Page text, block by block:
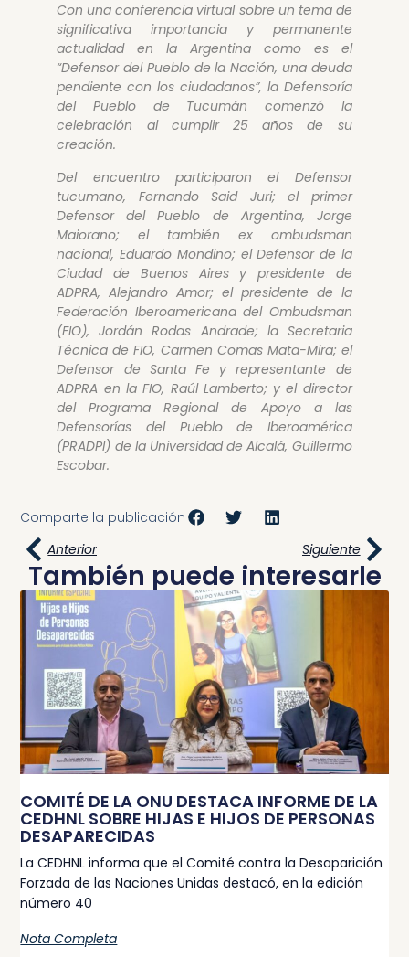
Con una conferencia virtual sobre un tema de
significativa importancia y permanente
actualidad en la Argentina como es el
“Defensor del Pueblo de la Nación, una deuda
pendiente con los ciudadanos”, la Defensoría
del Pueblo de Tucumán comenzó la
celebración al cumplir 25 años de su
creación.
Del encuentro participaron el Defensor
tucumano, Fernando Said Juri; el primer
Defensor del Pueblo de Argentina, Jorge
Maiorano; el también ex ombudsman
nacional, Eduardo Mondino; el Defensor de la
Ciudad de Buenos Aires y presidente de
ADPRA, Alejandro Amor; el presidente de la
Federación Iberoamericana del Ombudsman
(FIO), Jordán Rodas Andrade; la Secretaria
Técnica de FIO, Carmen Comas Mata-Mira; el
Defensor de Santa Fe y representante de
ADPRA en la FIO, Raúl Lamberto; y el director
del Programa Regional de Apoyo a las
Defensorías del Pueblo de Iberoamérica
(PRADPI) de la Universidad de Alcalá, Guillermo
Escobar.
Comparte la publicación
Anterior
Siguiente
También puede interesarle
COMITÉ DE LA ONU DESTACA INFORME DE LA
CEDHNL SOBRE HIJAS E HIJOS DE PERSONAS
DESAPARECIDAS
La CEDHNL informa que el Comité contra la Desaparición
Forzada de las Naciones Unidas destacó, en la edición
número 40
Nota Completa